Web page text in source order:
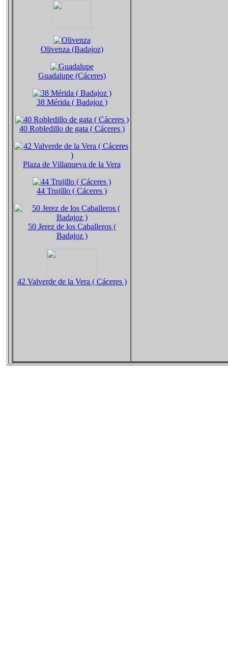
Olivenza (Badajoz)
Guadalupe (Cáceres)
38 Mérida ( Badajoz )
40 Robledillo de gata ( Cáceres )
Plaza de Villanueva de la Vera
44 Trujillo ( Cáceres )
50 Jerez de los Caballeros (
Badajoz )
42 Valverde de la Vera ( Cáceres )